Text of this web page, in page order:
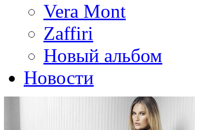
Vera Mont
Zaffiri
Новый альбом
Новости